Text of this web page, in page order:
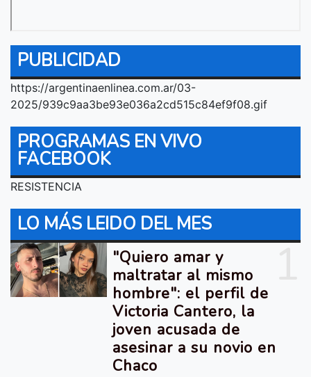
PUBLICIDAD
https://argentinaenlinea.com.ar/03-
2025/939c9aa3be93e036a2cd515c84ef9f08.gif
PROGRAMAS EN VIVO
FACEBOOK
RESISTENCIA
LO MÁS LEIDO DEL MES
"Quiero amar y
maltratar al mismo
hombre": el perfil de
Victoria Cantero, la
joven acusada de
asesinar a su novio en
Chaco